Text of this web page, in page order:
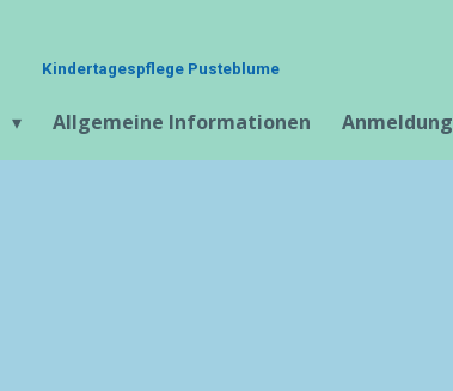
Kindertagespflege Pusteblume
Allgemeine Informationen Anmeldung